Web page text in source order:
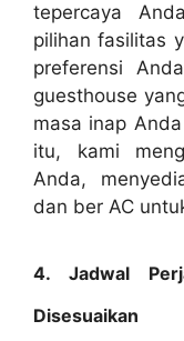
tepercaya
pilihan fasilitas
preferensi
guesthouse
masa inap
itu, kami
Anda,
dan ber AC
4. Jadwal
Disesuaikan